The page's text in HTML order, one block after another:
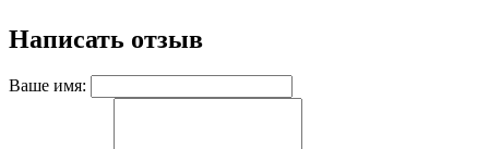
Написать отзыв
Ваше имя: